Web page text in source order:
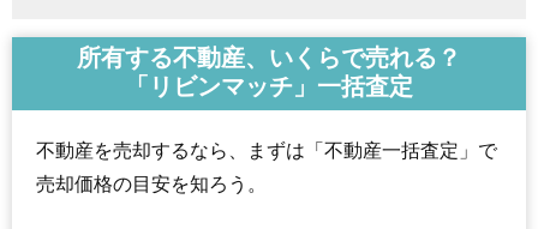
所有する不動産、いくらで売れる？
「リビンマッチ」一括査定
不動産を売却するなら、まずは「不動産一括査定」で
売却価格の目安を知ろう。